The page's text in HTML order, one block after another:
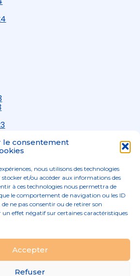
le consentement
nous utilisons des technologies
stocker et/ou accéder aux informations des
à ces technologies nous permettra de
le comportement de navigation ou les ID
ne pas consentir ou de retirer son
effet négatif sur certaines caractéristiques
Accepter
Refuser
68 68